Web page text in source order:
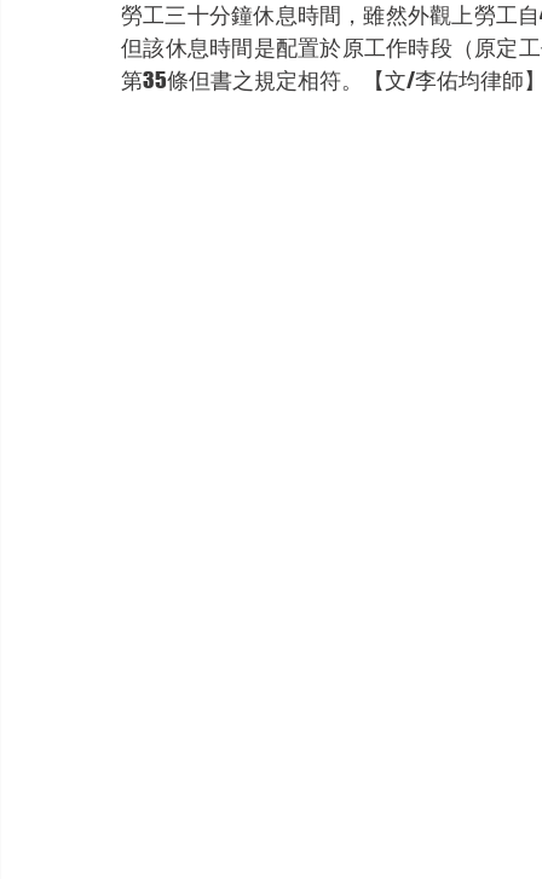
勞工三十分鐘休息時間，雖然外觀上勞工
但該休息時間是配置於原工作時段（原定
第35條但書之規定相符。【文/李佑均律師